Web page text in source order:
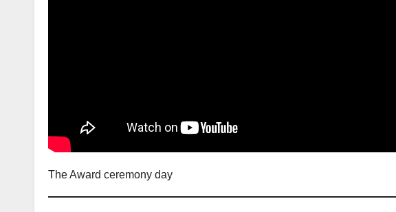
The Award ceremony day